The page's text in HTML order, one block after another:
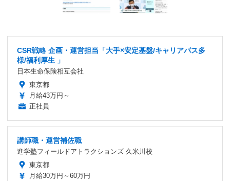
CSR戦略 企画・運営担当「大手×安定基盤/キャリアパス多
様/福利厚生 」
日本生命保険相互会社
東京都
月給43万円～
正社員
講師職・運営補佐職
進学塾フィールドアトラクションズ 久米川校
東京都
月給30万円～60万円